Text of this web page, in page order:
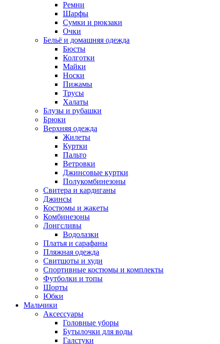
Ремни
Шарфы
Сумки и рюкзаки
Очки
Бельё и домашняя одежда
Бюсты
Колготки
Майки
Носки
Пижамы
Трусы
Халаты
Блузы и рубашки
Брюки
Верхняя одежда
Жилеты
Куртки
Пальто
Ветровки
Джинсовые куртки
Полукомбинезоны
Свитера и кардиганы
Джинсы
Костюмы и жакеты
Комбинезоны
Лонгсливы
Водолазки
Платья и сарафаны
Пляжная одежда
Свитшоты и худи
Спортивные костюмы и комплекты
Футболки и топы
Шорты
Юбки
Мальчики
Аксессуары
Головные уборы
Бутылочки для воды
Галстуки